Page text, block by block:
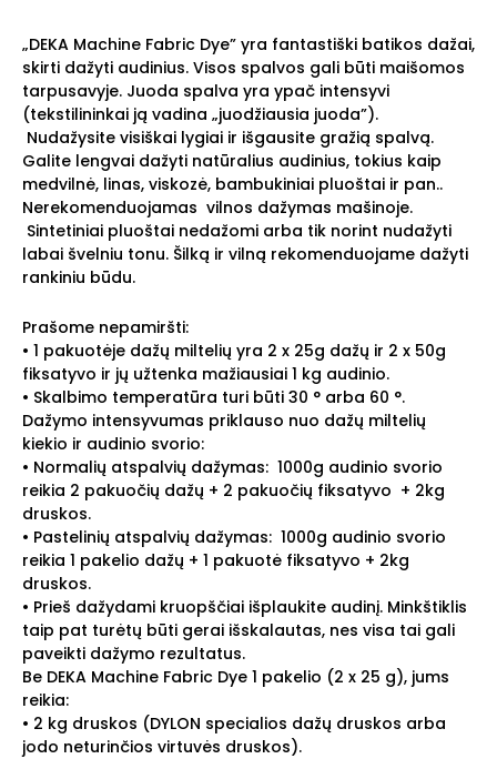
„DEKA Machine Fabric Dye” yra fantastiški batikos dažai,
skirti dažyti audinius. Visos spalvos gali būti maišomos
tarpusavyje. Juoda spalva yra ypač intensyvi
(tekstilininkai ją vadina „juodžiausia juoda”).
Nudažysite visiškai lygiai ir išgausite gražią spalvą.
Galite lengvai dažyti natūralius audinius, tokius kaip
medvilnė, linas, viskozė, bambukiniai pluoštai ir pan..
Nerekomenduojamas vilnos dažymas mašinoje.
Sintetiniai pluoštai nedažomi arba tik norint nudažyti
labai švelniu tonu. Šilką ir vilną rekomenduojame dažyti
rankiniu būdu.
Prašome nepamiršti:
• 1 pakuotėje dažų miltelių yra 2 x 25g dažų ir 2 x 50g
fiksatyvo ir jų užtenka mažiausiai 1 kg audinio.
• Skalbimo temperatūra turi būti 30 ° arba 60 °.
Dažymo intensyvumas priklauso nuo dažų miltelių
kiekio ir audinio svorio:
• Normalių atspalvių dažymas: 1000g audinio svorio
reikia 2 pakuočių dažų + 2 pakuočių fiksatyvo + 2kg
druskos.
• Pastelinių atspalvių dažymas: 1000g audinio svorio
reikia 1 pakelio dažų + 1 pakuotė fiksatyvo + 2kg
druskos.
• Prieš dažydami kruopščiai išplaukite audinį. Minkštiklis
taip pat turėtų būti gerai išskalautas, nes visa tai gali
paveikti dažymo rezultatus.
Be DEKA Machine Fabric Dye 1 pakelio (2 x 25 g), jums
reikia:
• 2 kg druskos (DYLON specialios dažų druskos arba
jodo neturinčios virtuvės druskos).